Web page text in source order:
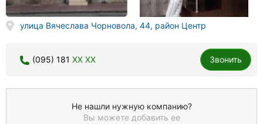
улица Вячеслава Чорновола, 44, район Центр
(095) 181 XX XX Звонить
Не нашли нужную компанию?
Вы можете добавить ее